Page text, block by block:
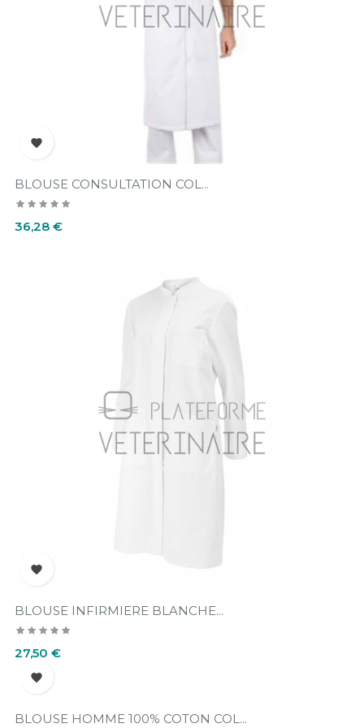

BLOUSE CONSULTATION COL...
Prix
36,28 €

BLOUSE INFIRMIERE BLANCHE...
Prix
27,50 €

BLOUSE HOMME 100% COTON COL...